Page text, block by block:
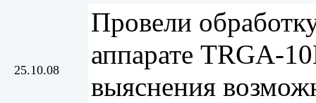
25.10.08
Провели
аппарате TRGA-
выяснения